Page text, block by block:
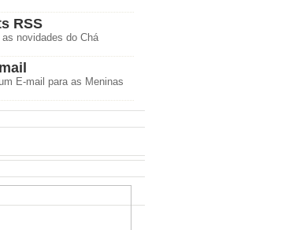
RSS
as novidades do Chá
E-mail para as Meninas